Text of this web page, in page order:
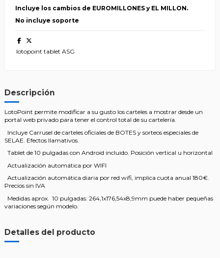
Incluye los cambios de EUROMILLONES y EL MILLON.
No incluye soporte
lotopoint tablet ASG
Descripción
LotoPoint permite modificar a su gusto los carteles a mostrar desde un
portal web privado para tener el control total de su cartelería.
Incluye Carrusel de carteles oficiales de BOTES y sorteos especiales de
SELAE. Efectos llamativos.
Tablet de 10 pulgadas con Android incluido. Posición vertical u horizontal
Actualización automática por WIFI
Actualización automática diaria por red wifi, implica cuota anual 180€.
Precios sin IVA
Medidas aprox. 10 pulgadas: 264,1x176,54x8,9mm puede haber pequeñas
variaciones según modelo.
Detalles del producto